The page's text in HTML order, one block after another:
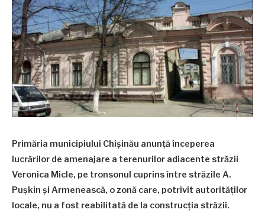
Primăria municipiului Chișinău anunță începerea
lucrărilor de amenajare a terenurilor adiacente străzii
Veronica Micle, pe tronsonul cuprins între străzile A.
Pușkin și Armenească, o zonă care, potrivit autorităților
locale, nu a fost reabilitată de la construcția străzii.